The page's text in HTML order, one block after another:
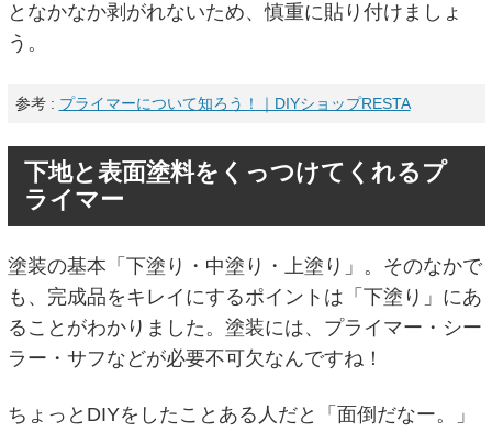
となかなか剥がれないため、慎重に貼り付けましょ
う。
参考 : プライマーについて知ろう！｜DIYショップRESTA
下地と表面塗料をくっつけてくれるプ
ライマー
塗装の基本「下塗り・中塗り・上塗り」。そのなかで
も、完成品をキレイにするポイントは「下塗り」にあ
ることがわかりました。塗装には、プライマー・シー
ラー・サフなどが必要不可欠なんですね！
ちょっとDIYをしたことある人だと「面倒だなー。」